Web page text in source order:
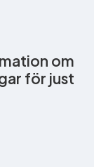
om
för just